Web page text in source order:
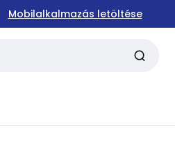
Mobilalkalmazás letöltése